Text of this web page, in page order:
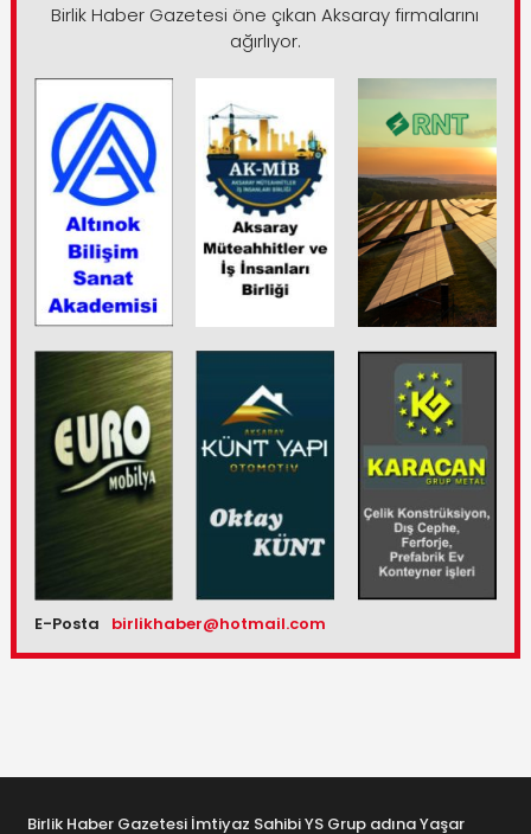
Birlik Haber Gazetesi öne çıkan Aksaray firmalarını
ağırlıyor.
E-Posta birlikhaber@hotmail.com
Birlik Haber Gazetesi İmtiyaz Sahibi YS Grup adına Yaşar